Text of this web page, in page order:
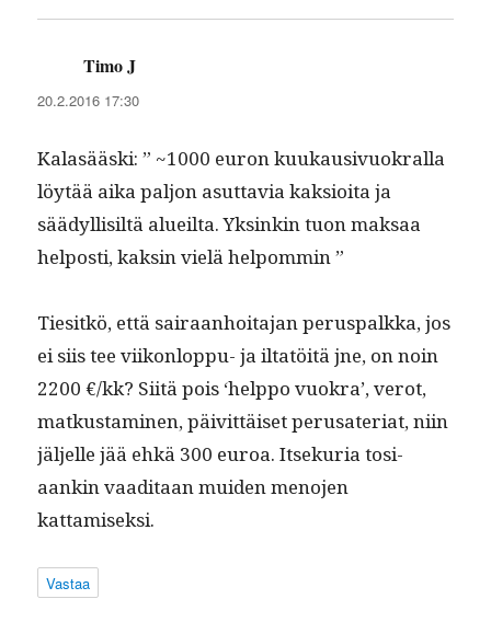
Timo J
20.2.2016 17:30
Kalasääs­ki: ” ~1000 euron kuukau­sivuokral­la
löytää aika paljon asut­tavia kak­sioi­ta ja
säädyl­lisiltä alueil­ta. Yksinkin tuon mak­saa
hel­posti, kaksin vielä helpommin ”
Tiesitkö, että sairaan­hoita­jan perus­palk­ka, jos
ei siis tee viikon­lop­pu- ja iltatöitä jne, on noin
2200 €/kk? Siitä pois ‘help­po vuokra’, verot,
matkus­t­a­mi­nen, päivit­täiset perusate­ri­at, niin
jäl­jelle jää ehkä 300 euroa. Itsekuria tosi­
aankin vaa­di­taan muiden meno­jen
kattamiseksi.
Vastaa